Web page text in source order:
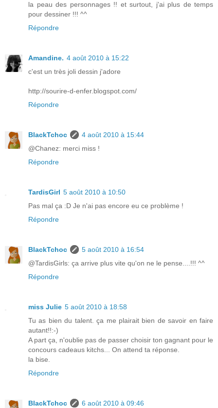
la peau des personnages !! et surtout, j'ai plus de temps
pour dessiner !!! ^^
Répondre
Amandine. 4 août 2010 à 15:22
c'est un très joli dessin j'adore
http://sourire-d-enfer.blogspot.com/
Répondre
BlackTchoc
4 août 2010 à 15:44
@Chanez: merci miss !
Répondre
TardisGirl 5 août 2010 à 10:50
Pas mal ça :D Je n'ai pas encore eu ce problème !
Répondre
BlackTchoc
5 août 2010 à 16:54
@TardisGirls: ça arrive plus vite qu'on ne le pense....!!! ^^
Répondre
miss Julie 5 août 2010 à 18:58
Tu as bien du talent. ça me plairait bien de savoir en faire
autant!!:-)
A part ça, n'oublie pas de passer choisir ton gagnant pour le
concours cadeaus kitchs... On attend ta réponse.
la bise.
Répondre
BlackTchoc
6 août 2010 à 09:46